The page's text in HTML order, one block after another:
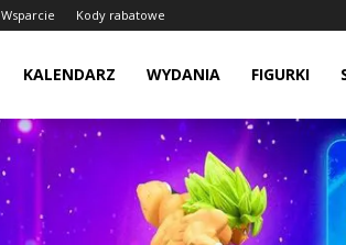
Wsparcie Kody rabatowe
KALENDARZ WYDANIA FIGURKI